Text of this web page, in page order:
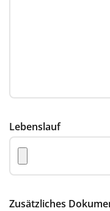
Lebenslauf
Zusätzliches